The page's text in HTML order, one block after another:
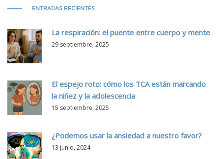
ENTRADAS RECIENTES
La respiración: el puente entre cuerpo y mente
29 septiembre, 2025
El espejo roto: cómo los TCA están marcando
la niñez y la adolescencia
15 septiembre, 2025
¿Podemos usar la ansiedad a nuestro favor?
13 junio, 2024